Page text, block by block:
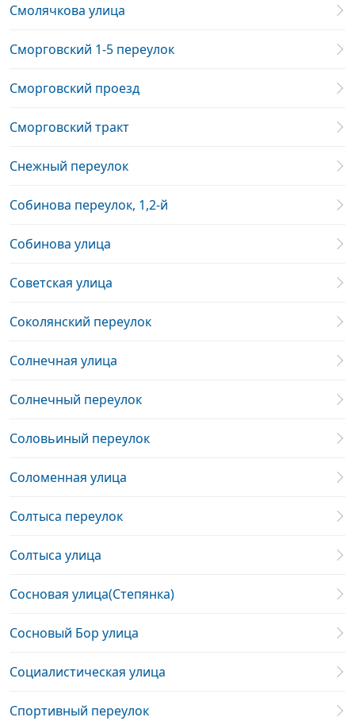
Смолячкова улица
Сморговский 1-5 переулок
Сморговский проезд
Сморговский тракт
Снежный переулок
Собинова переулок, 1,2-й
Собинова улица
Советская улица
Соколянский переулок
Солнечная улица
Солнечный переулок
Соловьиный переулок
Соломенная улица
Солтыса переулок
Солтыса улица
Сосновая улица(Степянка)
Сосновый Бор улица
Социалистическая улица
Спортивный переулок